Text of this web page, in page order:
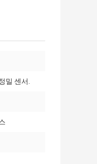
밀 센서.